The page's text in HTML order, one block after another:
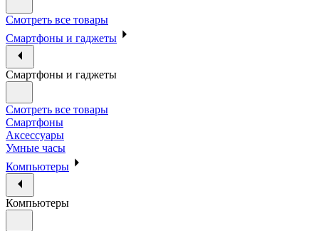
Смотреть все товары
Смартфоны и гаджеты
Смартфоны и гаджеты
Смотреть все товары
Смартфоны
Аксессуары
Умные часы
Компьютеры
Компьютеры